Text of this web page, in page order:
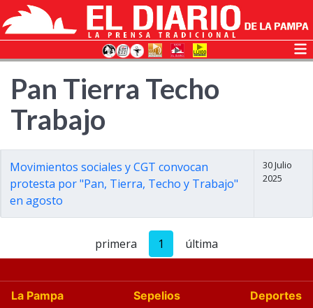
Pan Tierra Techo
Trabajo
Movimientos sociales y CGT convocan
protesta por "Pan, Tierra, Techo y Trabajo"
en agosto
30 Julio
2025
primera 1 última
La Pampa Sepelios
Deportes